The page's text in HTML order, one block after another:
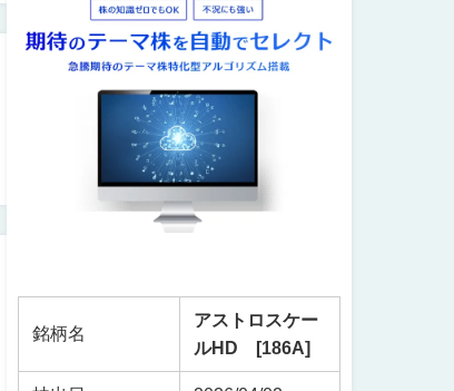
銘柄名
アストロスケー
ルHD [186A]